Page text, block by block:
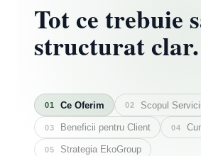
Tot ce trebuie
structurat clar.
01 Ce Oferim 02 Scopul
03 Beneficii pentru Client 04
05 Strategia EkoGroup